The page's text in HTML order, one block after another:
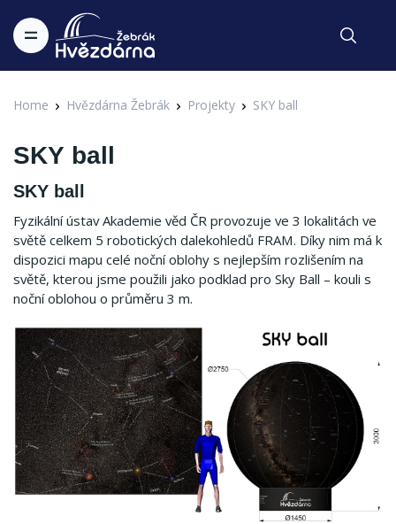
Home Hvězdárna Žebrák Projekty SKY ball
SKY ball
SKY ball
Fyzikální ústav Akademie věd ČR provozuje ve 3 lokalitách ve
světě celkem 5 robotických dalekohledů FRAM. Díky nim má k
dispozici mapu celé noční oblohy s nejlepším rozlišením na
světě, kterou jsme použili jako podklad pro Sky Ball – kouli s
noční oblohou o průměru 3 m.